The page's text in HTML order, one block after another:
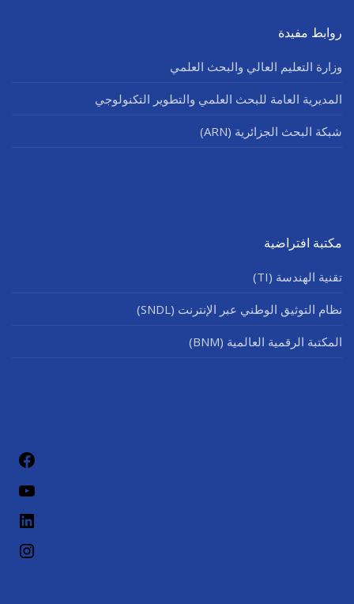
روابط مفيدة
وزارة التعليم العالي والبحث العلمي
المديرية العامة للبحث العلمي والتطوير التكنولوجي
شبكة البحث الجزائرية (ARN)
مكتبة افتراضية
تقنية الهندسة (TI)
نظام التوثيق الوطني عبر الإنترنت (SNDL)
المكتبة الرقمية العالمية (BNM)
لينكد إن